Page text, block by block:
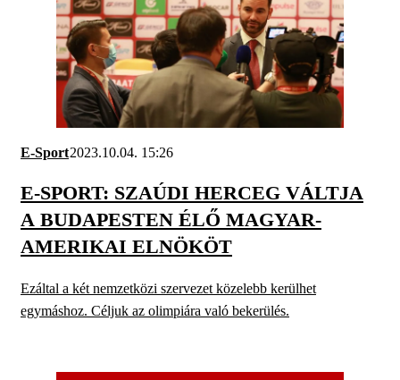
E-Sport2023.10.04. 15:26
E-SPORT: SZAÚDI HERCEG VÁLTJA
A BUDAPESTEN ÉLŐ MAGYAR-
AMERIKAI ELNÖKÖT
Ezáltal a két nemzetközi szervezet közelebb kerülhet
egymáshoz. Céljuk az olimpiára való bekerülés.